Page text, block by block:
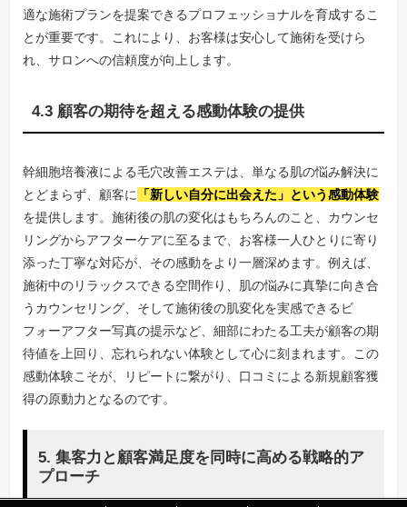
適な施術プランを提案できるプロフェッショナルを育成するこ
とが重要です。これにより、お客様は安心して施術を受けら
れ、サロンへの信頼度が向上します。
4.3 顧客の期待を超える感動体験の提供
幹細胞培養液による毛穴改善エステは、単なる肌の悩み解決に
とどまらず、顧客に
「新しい自分に出会えた」という感動体験
を提供します。施術後の肌の変化はもちろんのこと、カウンセ
リングからアフターケアに至るまで、お客様一人ひとりに寄り
添った丁寧な対応が、その感動をより一層深めます。例えば、
施術中のリラックスできる空間作り、肌の悩みに真摯に向き合
うカウンセリング、そして施術後の肌変化を実感できるビ
フォーアフター写真の提示など、細部にわたる工夫が顧客の期
待値を上回り、忘れられない体験として心に刻まれます。この
感動体験こそが、リピートに繋がり、口コミによる新規顧客獲
得の原動力となるのです。
5. 集客力と顧客満足度を同時に高める戦略的ア
プローチ